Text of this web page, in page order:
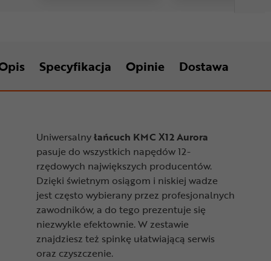
Specyfikacja Opinie Dostawa
Uniwersalnyłańcuch KMC X12 Aurora
pasuje do wszystkich napędów 12-
rzędowych największych producentów.
Dzięki świetnym osiągom i niskiej wadze
jest często wybierany przez profesjonalnych
zawodników, a do tego prezentuje się
niezwykle efektownie. W zestawie
znajdziesz też spinkę ułatwiającą serwis
oraz czyszczenie.